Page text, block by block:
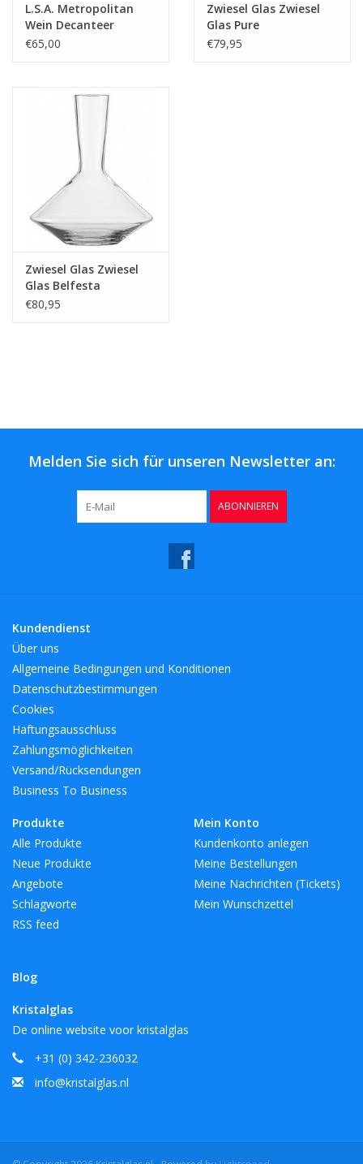
L.S.A. Metropolitan
Wein Decanteer
Karaffe 2 Liter
€65,00
Zwiesel Glas Zwiesel
Glas Pure
Decanteerkaraf rode
€79,95
Zwiesel Glas Zwiesel
Glas Belfesta
Decanteerkaraf rode
€80,95
Melden Sie sich für unseren Newsletter an:
ABONNIEREN
Kundendienst
Über uns
Allgemeine Bedingungen und Konditionen
Datenschutzbestimmungen
Cookies
Haftungsausschluss
Zahlungsmöglichkeiten
Versand/Rücksendungen
Business To Business
Produkte
Alle Produkte
Neue Produkte
Angebote
Schlagworte
RSS feed
Blog
Mein Konto
Kundenkonto anlegen
Meine Bestellungen
Meine Nachrichten (Tickets)
Mein Wunschzettel
Kristalglas
De online website voor kristalglas
+31 (0) 342-236032
info@kristalglas.nl